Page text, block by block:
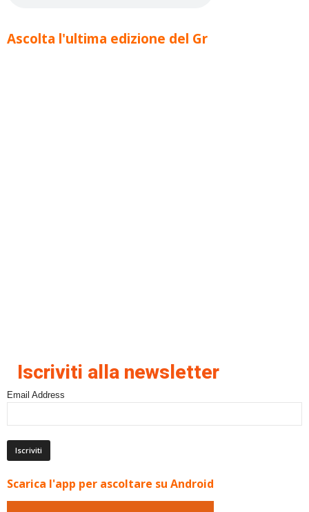
Ascolta l'ultima edizione del Gr
Iscriviti alla newsletter
Email Address
Scarica l'app per ascoltare su Android